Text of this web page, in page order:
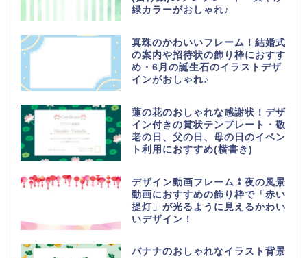
緑カラーがおしゃれ♪
真珠のかわいいフレーム！結婚式
の案内や招待状の飾り枠におすす
め・6月の誕生石のイラストデザ
インがおしゃれ♪
蓮の花のおしゃれな感謝状！デザ
イン付きの賞状テンプレート・敬
老の日、父の日、母の日のイベン
ト利用におすすめ(横書き)
デザイン動画フレーム⁑夜の風景
動画におすすめの飾り枠で「赤い
提灯」が光るように見えるかわい
いデザイン！
バナナのおしゃれなイラスト背景